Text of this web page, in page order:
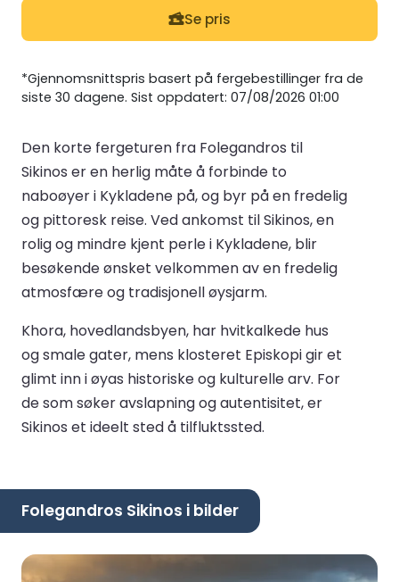
Se pris
*Gjennomsnittspris basert på fergebestillinger fra de
siste 30 dagene. Sist oppdatert: 07/08/2026 01:00
Den korte fergeturen fra Folegandros til
Sikinos er en herlig måte å forbinde to
naboøyer i Kykladene på, og byr på en fredelig
og pittoresk reise. Ved ankomst til Sikinos, en
rolig og mindre kjent perle i Kykladene, blir
besøkende ønsket velkommen av en fredelig
atmosfære og tradisjonell øysjarm.
Khora, hovedlandsbyen, har hvitkalkede hus
og smale gater, mens klosteret Episkopi gir et
glimt inn i øyas historiske og kulturelle arv. For
de som søker avslapning og autentisitet, er
Sikinos et ideelt sted å tilfluktssted.
Folegandros Sikinos i bilder